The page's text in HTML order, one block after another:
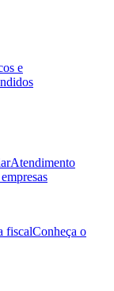
e
Atendimento
fiscalConheça o